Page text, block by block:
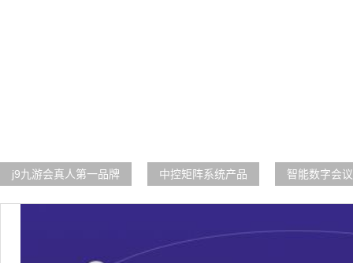
j9九游会真人第一品牌 中控矩阵系统产品 智能数字会